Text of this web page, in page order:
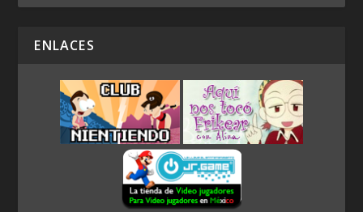
ENLACES